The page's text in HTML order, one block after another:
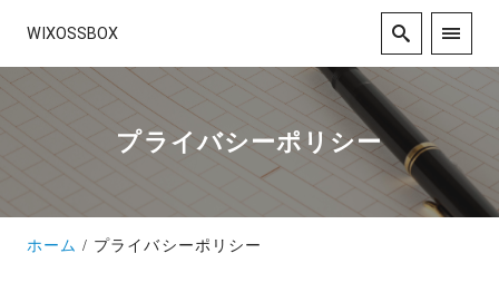
WIXOSSBOX
プライバシーポリシー
ホーム プライバシーポリシー